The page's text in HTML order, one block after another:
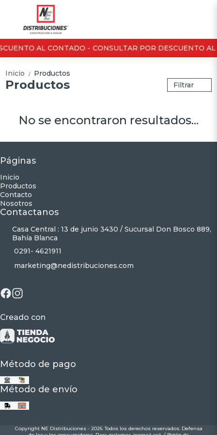
AL CONTADO - CONSULTAR POR DESCUENTO
Inicio / Productos
Productos Filtrar
No se encontraron resultados...
Páginas
Inicio
Productos
Contacto
Nosotros
Contactanos
Casa Central : 13 de junio 3430 / Sucursal Don Bosco 889,
Bahía Blanca
0291- 4621911
marketing@nedistribuciones.com
Creado con
Método de pago
Método de envío
Copyright NE Distribuciones - 2026. Todos los derechos reservados. Defensa